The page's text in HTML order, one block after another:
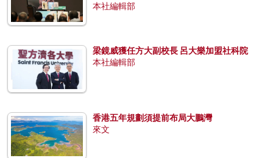
本社編輯部
梁鏡威獲任方大副校長 呂大樂加盟社科院
本社編輯部
香港五年規劃須提前布局大鵬灣
來文